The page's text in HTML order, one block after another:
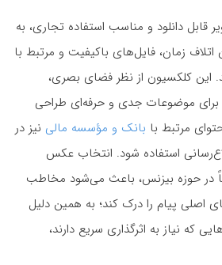
قابل دانلود و مناسب استفاده تجاری، به
زمان، فایل‌های باکیفیت و مرتبط با
این کلکسیون از نظر فضای بصری،
برای موضوعات جدی و حرفه‌ای طراحی
مرتبط با بانک و مؤسسه مالی نیز در
استفاده شود. انتخاب عکس
حوزه بیزنس، باعث می‌شود مخاطب
اصلی پیام را درک کند؛ به همین دلیل
که نیاز به اثرگذاری سریع دارند،